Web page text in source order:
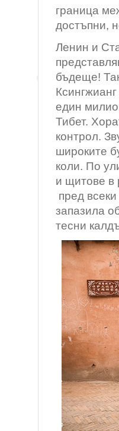
граница
достъпни,
Ленин и
бъдеще!
един
Тибет.
контрол.
широките
коли. По
и щитове в
пред
запазила
тесни